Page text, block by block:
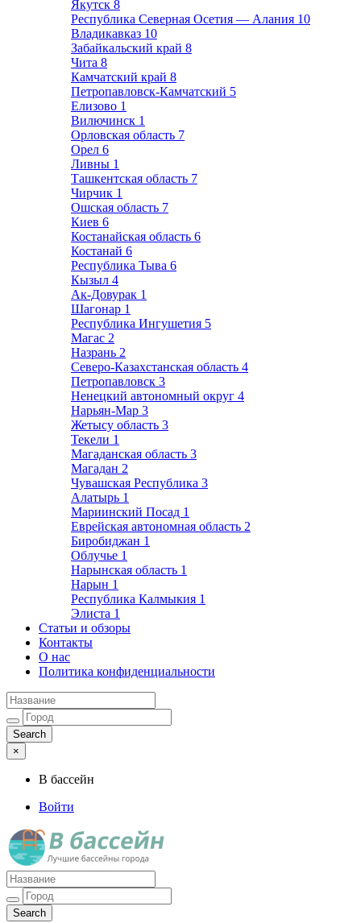
Якутск 8
Республика Северная Осетия — Алания 10
Владикавказ 10
Забайкальский край 8
Чита 8
Камчатский край 8
Петропавловск-Камчатский 5
Елизово 1
Вилючинск 1
Орловская область 7
Орел 6
Ливны 1
Ташкентская область 7
Чирчик 1
Ошская область 7
Киев 6
Костанайская область 6
Костанай 6
Республика Тыва 6
Кызыл 4
Ак-Довурак 1
Шагонар 1
Республика Ингушетия 5
Магас 2
Назрань 2
Северо-Казахстанская область 4
Петропавловск 3
Ненецкий автономный округ 4
Нарьян-Мар 3
Жетысу область 3
Текели 1
Магаданская область 3
Магадан 2
Чувашская Республика 3
Алатырь 1
Мариинский Посад 1
Еврейская автономная область 2
Биробиджан 1
Облучье 1
Нарынская область 1
Нарын 1
Республика Калмыкия 1
Элиста 1
Статьи и обзоры
Контакты
О нас
Политика конфиденциальности
×
В бассейн
Войти
Лучшие бассейны города